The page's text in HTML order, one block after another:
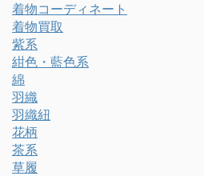
着物コーディネート
着物買取
紫系
紺色・藍色系
綿
羽織
羽織紐
花柄
茶系
草履